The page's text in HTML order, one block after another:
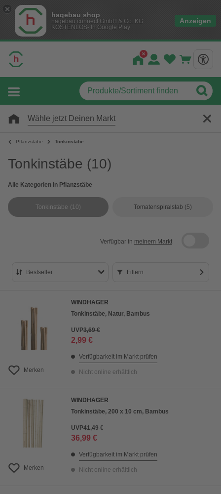
hagebau shop
hagebau connect GmbH & Co. KG
KOSTENLOS- In Google Play
Anzeigen
Wähle jetzt Deinen Markt
Pflanzstäbe Tonkinstäbe
Tonkinstäbe (10)
Alle Kategorien in Pflanzstäbe
Tonkinstäbe (10) Tomatenspiralstab (5)
Verfügbar in meinem Markt
Bestseller
Preis aufsteigend
Preis absteigend
Filtern
Merken
WINDHAGER
Tonkinstäbe, Natur, Bambus
UVP3,69 €
2,99 €
Verfügbarkeit im Markt prüfen
Nicht online erhältlich
Merken
WINDHAGER
Tonkinstäbe, 200 x 10 cm, Bambus
UVP41,49 €
36,99 €
Verfügbarkeit im Markt prüfen
Nicht online erhältlich